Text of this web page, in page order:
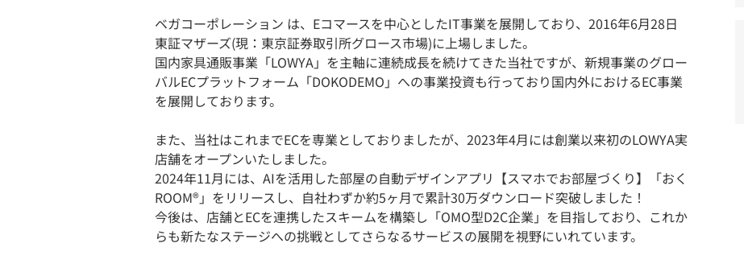
ベガコーポレーション は、Eコマースを中心としたIT事業を展開しており、2016年6月28日
東証マザーズ(現：東京証券取引所グロース市場)に上場しました。
国内家具通販事業「LOWYA」を主軸に連続成長を続けてきた当社ですが、新規事業のグロー
バルECプラットフォーム「DOKODEMO」への事業投資も行っており国内外におけるEC事業
を展開しております。
また、当社はこれまでECを専業としておりましたが、2023年4月には創業以来初のLOWYA実
店舗をオープンいたしました。
2024年11月には、AIを活用した部屋の自動デザインアプリ【スマホでお部屋づくり】「おく
ROOM®」をリリースし、自社わずか約5ヶ月で累計30万ダウンロード突破しました！
今後は、店舗とECを連携したスキームを構築し「OMO型D2C企業」を目指しており、これか
らも新たなステージへの挑戦としてさらなるサービスの展開を視野にいれています。